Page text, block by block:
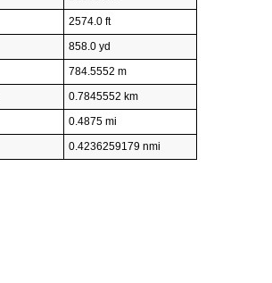
2574.0 ft
858.0 yd
784.5552 m
0.7845552 km
0.4875 mi
0.4236259179 nmi